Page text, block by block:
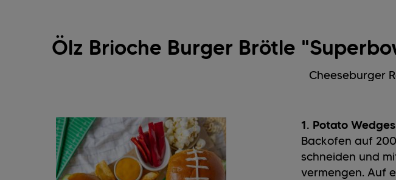
Ölz Brioche Burger Brötle
Cheeseburger
1. Potato
Backofen auf
schneiden und
vermengen. Auf